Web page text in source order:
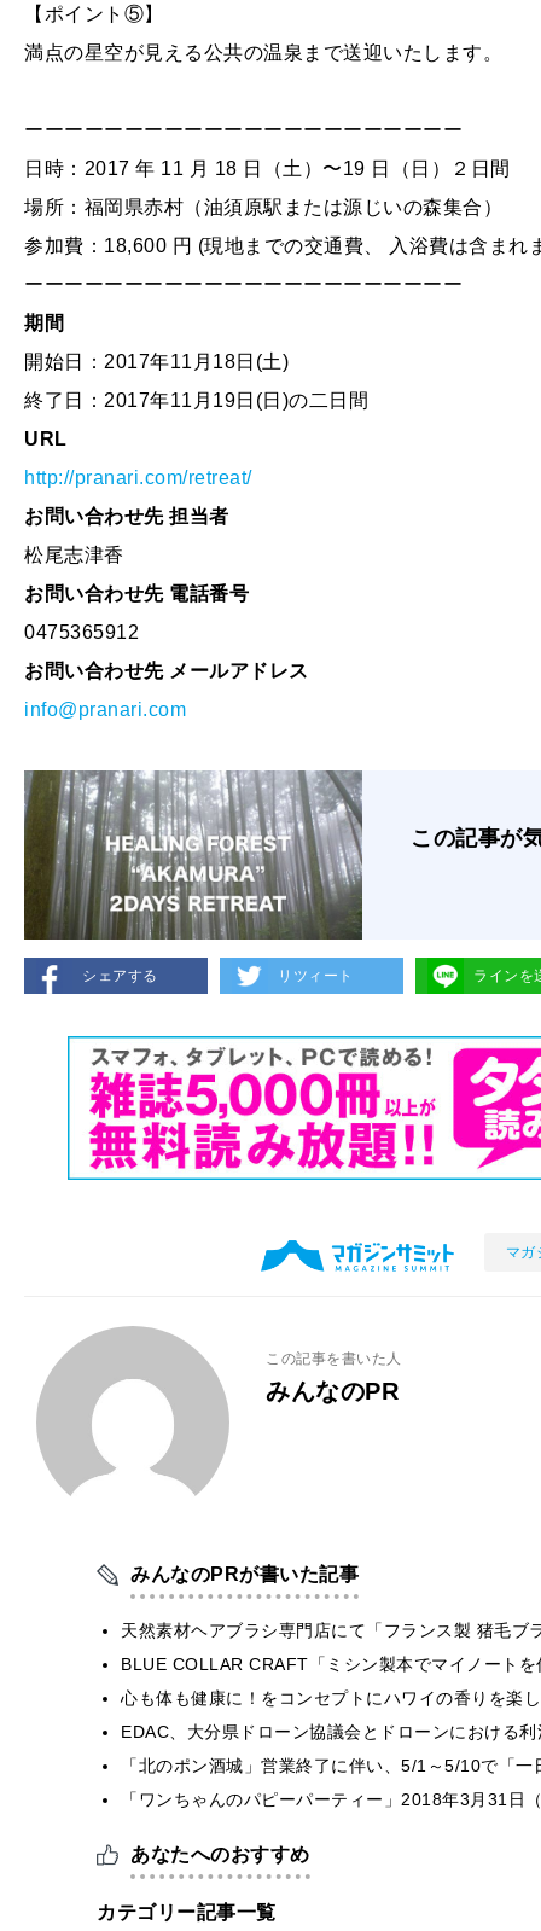
【ポイント⑤】
満点の星空が見える公共の温泉まで送迎いたします。
ーーーーーーーーーーーーーーーーーーーーーー
日時：2017 年 11 月 18 日（土）〜19 日（日）２日間
場所：福岡県赤村（油須原駅または源じいの森集合）
参加費：18,600 円 (現地までの交通費、 入浴費は含まれ
ーーーーーーーーーーーーーーーーーーーーーー
期間
開始日：2017年11月18日(土)
終了日：2017年11月19日(日)の二日間
URL
http://pranari.com/retreat/
お問い合わせ先 担当者
松尾志津香
お問い合わせ先 電話番号
0475365912
お問い合わせ先 メールアドレス
info@pranari.com
この記事が
シェアする リツィート ラインを
マガ
この記事を書いた人
みんなのPR
みんなのPRが書いた記事
天然素材ヘアブラシ専門店にて「フランス製 猪毛ブ
BLUE COLLAR CRAFT「ミシン製本でマイノート
心も体も健康に！をコンセプトにハワイの香りを楽
EDAC、大分県ドローン協議会とドローンにおける
「北のポン酒城」営業終了に伴い、5/1～5/10で「
「ワンちゃんのパピーパーティー」2018年3月31日
あなたへのおすすめ
カテゴリー記事一覧